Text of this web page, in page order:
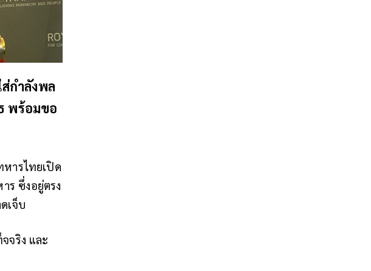
กำลังพล
พร้อมขอ
ารไทยเปิด
ร ซึ่งอยู่ตรง
เจ็บ
จริง และ